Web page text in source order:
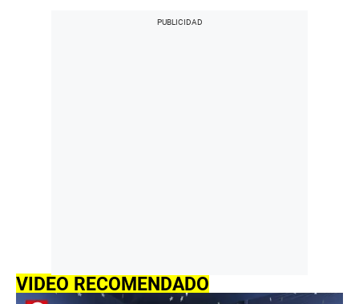
VIDEO RECOMENDADO